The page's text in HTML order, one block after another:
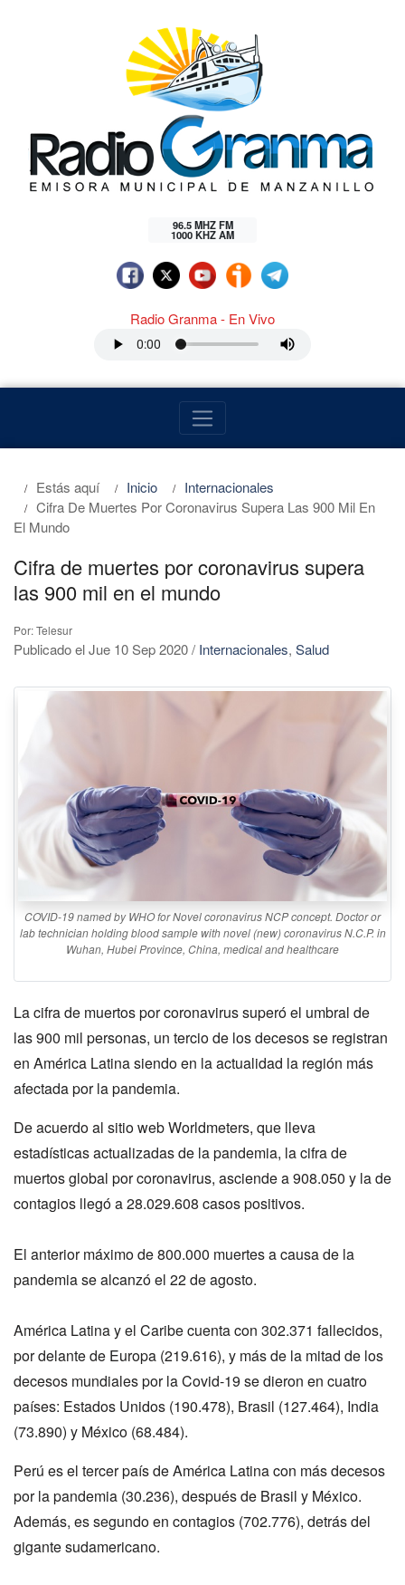
96.5 MHZ FM
1000 KHZ AM
Radio Granma - En Vivo
Estás aquí Inicio
Internacionales
Cifra De Muertes Por Coronavirus Supera Las 900 Mil En
El Mundo
Cifra de muertes por coronavirus supera
las 900 mil en el mundo
Por: Telesur
Publicado el Jue 10 Sep 2020/ Internacionales, Salud
COVID-19 named by WHO for Novel coronavirus NCP concept. Doctor or
lab technician holding blood sample with novel (new) coronavirus N.C.P. in
Wuhan, Hubei Province, China, medical and healthcare
La cifra de muertos por coronavirus superó el umbral de
las 900 mil personas, un tercio de los decesos se registran
en América Latina siendo en la actualidad la región más
afectada por la pandemia.
De acuerdo al sitio web Worldmeters, que lleva
estadísticas actualizadas de la pandemia, la cifra de
muertos global por coronavirus, asciende a 908.050 y la de
contagios llegó a 28.029.608 casos positivos.
El anterior máximo de 800.000 muertes a causa de la
pandemia se alcanzó el 22 de agosto.
América Latina y el Caribe cuenta con 302.371 fallecidos,
por delante de Europa (219.616), y más de la mitad de los
decesos mundiales por la Covid-19 se dieron en cuatro
países: Estados Unidos (190.478), Brasil (127.464), India
(73.890) y México (68.484).
Perú es el tercer país de América Latina con más decesos
por la pandemia (30.236), después de Brasil y México.
Además, es segundo en contagios (702.776), detrás del
gigante sudamericano.